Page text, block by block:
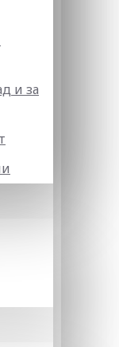
и за